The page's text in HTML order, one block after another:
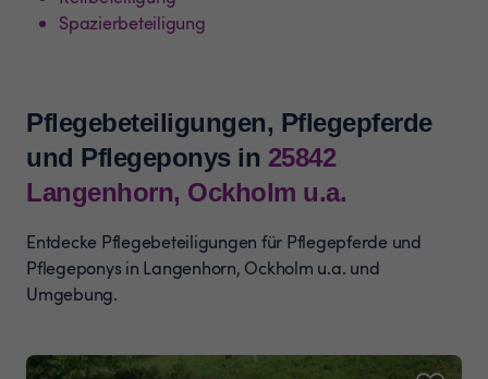
Spazierbeteiligung
Pflegebeteiligungen, Pflegepferde
und Pflegeponys in 25842
Langenhorn, Ockholm u.a.
Entdecke Pflegebeteiligungen für Pflegepferde und
Pflegeponys in Langenhorn, Ockholm u.a. und
Umgebung.